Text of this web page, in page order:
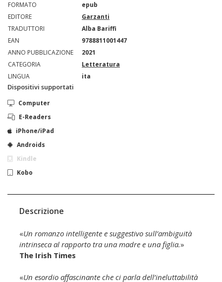
FORMATO
epub
EDITORE
Garzanti
TRADUTTORI
Alba Bariffi
EAN
9788811001447
ANNO PUBBLICAZIONE
2021
CATEGORIA
Letteratura
LINGUA
ita
Dispositivi supportati
Computer
E-Readers
iPhone/iPad
Androids
Kindle
Kobo
Descrizione
«Un romanzo intelligente e suggestivo sull’ambiguità
intrinseca al rapporto tra una madre e una figlia.»
The Irish Times
«Un esordio affascinante che ci parla dell’ineluttabilità